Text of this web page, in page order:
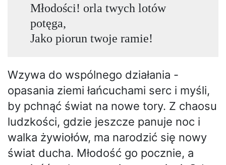
Młodości! orla twych lotów
potęga,
Jako piorun twoje ramie!
Wzywa do wspólnego działania -
opasania ziemi łańcuchami serc i myśli,
by pchnąć świat na nowe tory. Z chaosu
ludzkości, gdzie jeszcze panuje noc i
walka żywiołów, ma narodzić się nowy
świat ducha. Młodość go pocznie, a